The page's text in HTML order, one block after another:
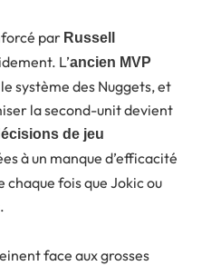
par Russell
L’ancien MVP
système des Nuggets, et
la second-unit devient
de jeu
à un manque d’efficacité
chaque fois que Jokic ou
face aux grosses